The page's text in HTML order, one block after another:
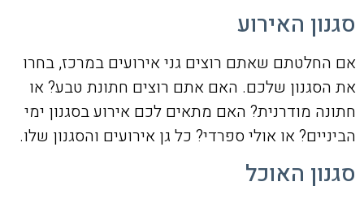
סגנון האירוע
אם החלטתם שאתם רוצים גני אירועים במרכז, בחרו
את הסגנון שלכם. האם אתם רוצים חתונת טבע? או
חתונה מודרנית? האם מתאים לכם אירוע בסגנון ימי
הביניים? או אולי ספרדי? כל גן אירועים והסגנון שלו.
סגנון האוכל